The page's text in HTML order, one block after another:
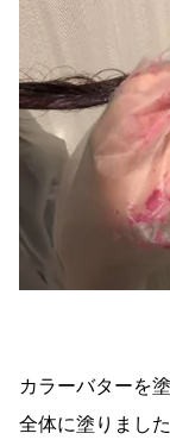
カラーバターを
全体に塗りました